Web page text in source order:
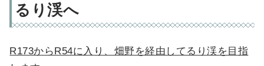
るり渓へ
R173からR54に入り、畑野を経由してるり渓を目指